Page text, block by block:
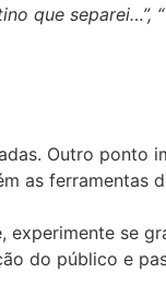
que separei…”,
Outro ponto
as
se
do público e